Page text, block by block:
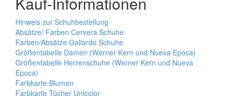
Hinweis zur Schuhbestellung
Absätze/ Farben Cervera Schuhe
Farben/Absätze Gallardo Schuhe
Größentabelle Damen (Werner Kern und Nueva Epoca)
Größentabelle Herrenschuhe (Werner Kern und Nueva
Epoca)
Farbkarte Blumen
Farbkarte Tücher Unicolor